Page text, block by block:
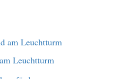
Leuchtturm